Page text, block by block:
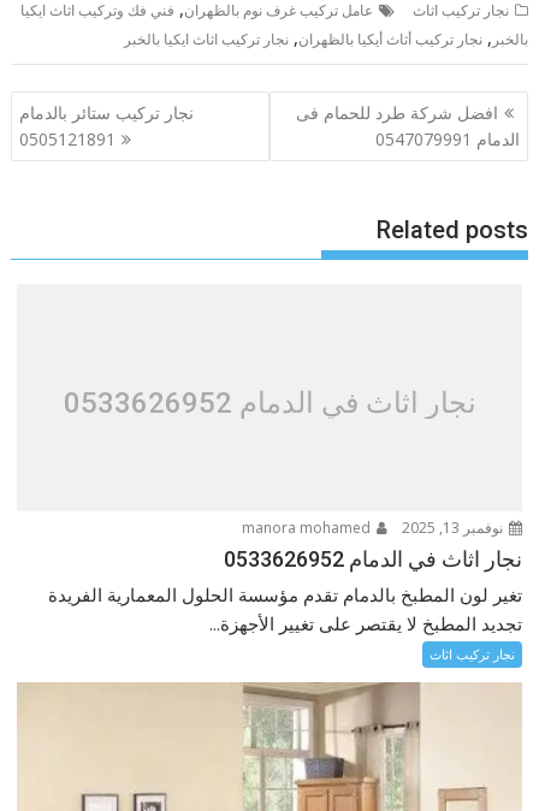
نجار تركيب اثاث عامل تركيب غرف نوم بالظهران, فني فك وتركيب اثاث ايكيا
بالخبر ,نجار تركيب أثاث أيكيا بالظهران,نجار تركيب اثاث ايكيا بالخبر
تصفّح
المقالات
افضل شركة طرد للحمام فى
الدمام 0547079991
نجار تركيب ستائر بالدمام
0505121891
Related posts
نجار اثاث في الدمام 0533626952
نوفمبر 13, 2025
نجار اثاث في الدمام 0533626952
تغير لون المطبخ بالدمام تقدم مؤسسة الحلول المعمارية الفريدة
تجديد المطبخ لا يقتصر على تغيير الأجهزة...
نجار تركيب اثاث